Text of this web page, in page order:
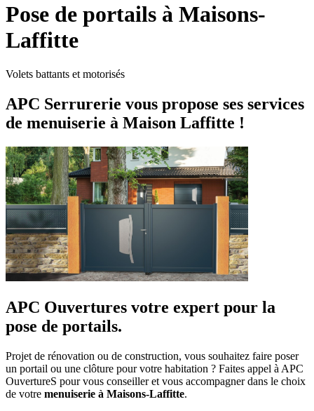
Pose de portails à Maisons-
Laffitte
Volets battants et motorisés
APC Serrurerie vous propose ses services
de menuiserie à Maison Laffitte !
APC Ouvertures votre expert pour la
pose de portails.
Projet de rénovation ou de construction, vous souhaitez faire poser
un portail ou une clôture pour votre habitation ? Faites appel à APC
OuvertureS pour vous conseiller et vous accompagner dans le choix
de votre menuiserie à Maisons-Laffitte.